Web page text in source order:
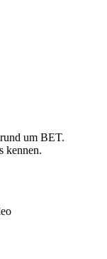
um BET.
kennen.